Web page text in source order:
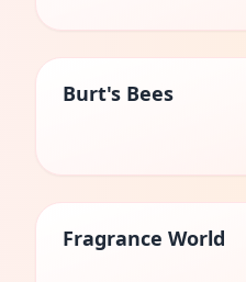
Burt's Bees
Fragrance World